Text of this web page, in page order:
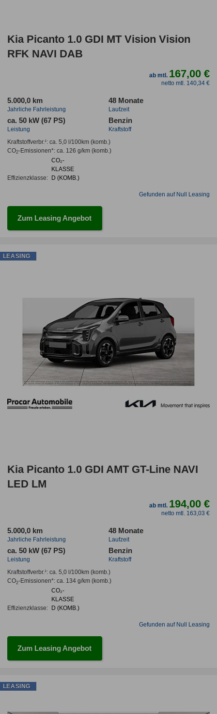
Kia Picanto 1.0 GDI MT Vision Vision
RFK NAVI DAB
ab mtl. 167,00 €
netto mtl. 140,34 €
5.000,0 km
Jahrliche Fahrleistung
48 Monate
Laufzeit
ca. 50 kW (67 PS)
Leistung
Benzin
Kraftstoff
Kraftstoffverbr.¹: ca. 5,0 l/100km(komb.)
CO2-Emissionen*: ca. 126 g/km(komb.)
Effizienzklasse:
CO₂-
KLASSE
D (KOMB.)
Gefunden auf Null Leasing
Zum Leasing Angebot
Kia Picanto 1.0 GDI AMT GT-Line NAVI
LED LM
ab mtl. 194,00 €
netto mtl. 163,03 €
5.000,0 km
Jahrliche Fahrleistung
48 Monate
Laufzeit
ca. 50 kW (67 PS)
Leistung
Benzin
Kraftstoff
Kraftstoffverbr.¹: ca. 5,0 l/100km(komb.)
CO2-Emissionen*: ca. 134 g/km(komb.)
Effizienzklasse:
CO₂-
KLASSE
D (KOMB.)
Gefunden auf Null Leasing
Zum Leasing Angebot
LEASING
LEASING